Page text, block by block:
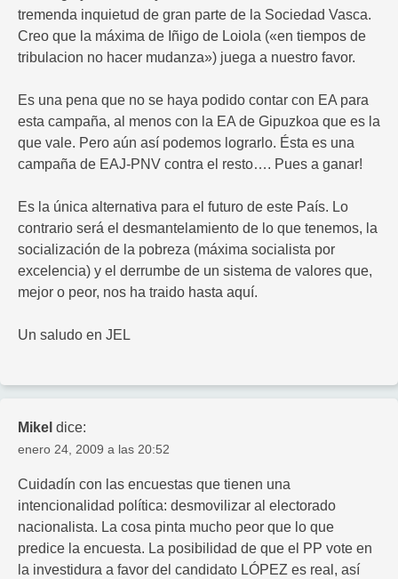
tremenda inquietud de gran parte de la Sociedad Vasca.
Creo que la máxima de Iñigo de Loiola («en tiempos de
tribulacion no hacer mudanza») juega a nuestro favor.
Es una pena que no se haya podido contar con EA para
esta campaña, al menos con la EA de Gipuzkoa que es la
que vale. Pero aún así podemos lograrlo. Ésta es una
campaña de EAJ-PNV contra el resto…. Pues a ganar!
Es la única alternativa para el futuro de este País. Lo
contrario será el desmantelamiento de lo que tenemos, la
socialización de la pobreza (máxima socialista por
excelencia) y el derrumbe de un sistema de valores que,
mejor o peor, nos ha traido hasta aquí.
Un saludo en JEL
Mikel dice:
enero 24, 2009 a las 20:52
Cuidadín con las encuestas que tienen una
intencionalidad política: desmovilizar al electorado
nacionalista. La cosa pinta mucho peor que lo que
predice la encuesta. La posibilidad de que el PP vote en
la investidura a favor del candidato LÓPEZ es real, así